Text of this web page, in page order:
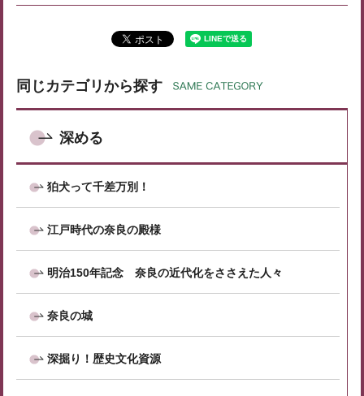
同じカテゴリから探す
深める
狛犬って千差万別！
江戸時代の奈良の殿様
明治150年記念 奈良の近代化をささえた人々
奈良の城
深掘り！歴史文化資源